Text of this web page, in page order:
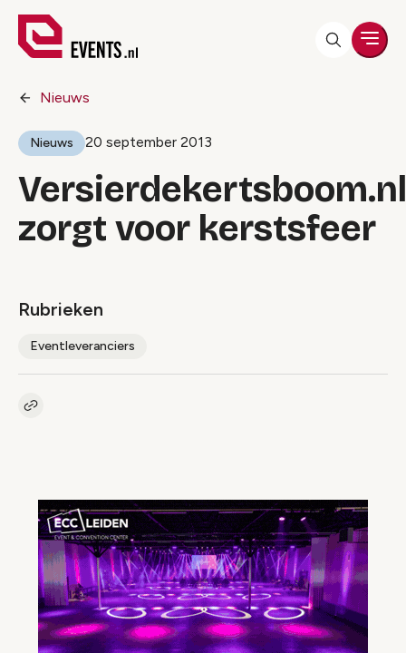
Nieuws
Nieuws 20 september 2013
Versierdekertsboom.nl
zorgt voor kerstsfeer
Rubrieken
Eventleveranciers
Kopieer link naar artikel